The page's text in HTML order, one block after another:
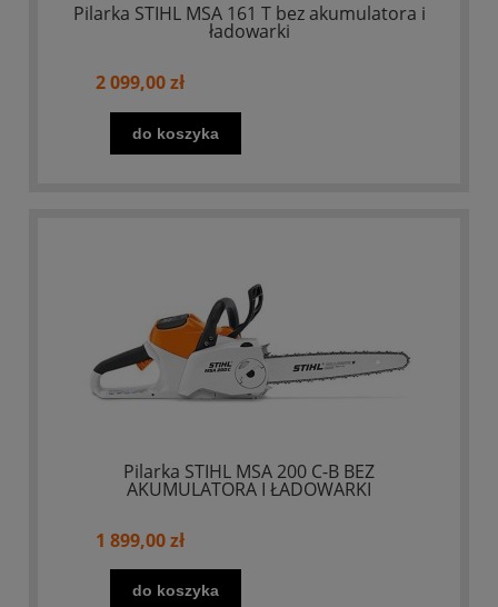
Pilarka STIHL MSA 161 T bez akumulatora i
ładowarki
2 099,00 zł
do koszyka
Pilarka STIHL MSA 200 C-B BEZ
AKUMULATORA I ŁADOWARKI
1 899,00 zł
do koszyka